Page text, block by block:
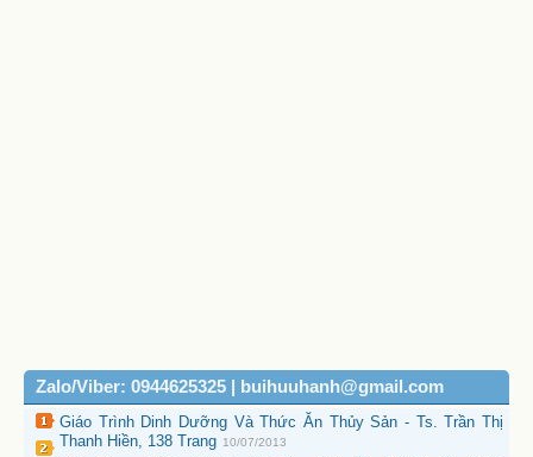
Zalo/Viber: 0944625325 | buihuuhanh@gmail.com
Giáo Trình Dinh Dưỡng Và Thức Ăn Thủy Sản - Ts. Trần Thị
Thanh Hiền, 138 Trang 10/07/2013